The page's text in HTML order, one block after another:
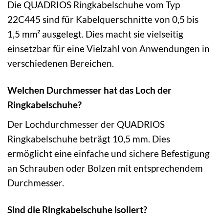
Die QUADRIOS Ringkabelschuhe vom Typ
22C445 sind für Kabelquerschnitte von 0,5 bis
1,5 mm² ausgelegt. Dies macht sie vielseitig
einsetzbar für eine Vielzahl von Anwendungen in
verschiedenen Bereichen.
Welchen Durchmesser hat das Loch der
Ringkabelschuhe?
Der Lochdurchmesser der QUADRIOS
Ringkabelschuhe beträgt 10,5 mm. Dies
ermöglicht eine einfache und sichere Befestigung
an Schrauben oder Bolzen mit entsprechendem
Durchmesser.
Sind die Ringkabelschuhe isoliert?